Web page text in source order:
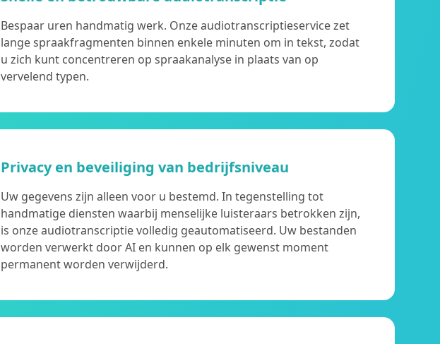
Bespaar uren handmatig werk. Onze audiotranscriptieservice zet
lange spraakfragmenten binnen enkele minuten om in tekst, zodat
u zich kunt concentreren op spraakanalyse in plaats van op
vervelend typen.
Privacy en beveiliging van bedrijfsniveau
Uw gegevens zijn alleen voor u bestemd. In tegenstelling tot
handmatige diensten waarbij menselijke luisteraars betrokken zijn,
is onze audiotranscriptie volledig geautomatiseerd. Uw bestanden
worden verwerkt door AI en kunnen op elk gewenst moment
permanent worden verwijderd.